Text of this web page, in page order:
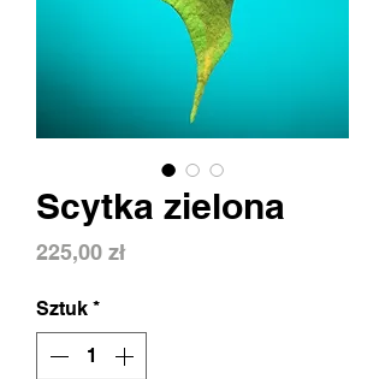
Scytka zielona
225,00 złCena
Sztuk *